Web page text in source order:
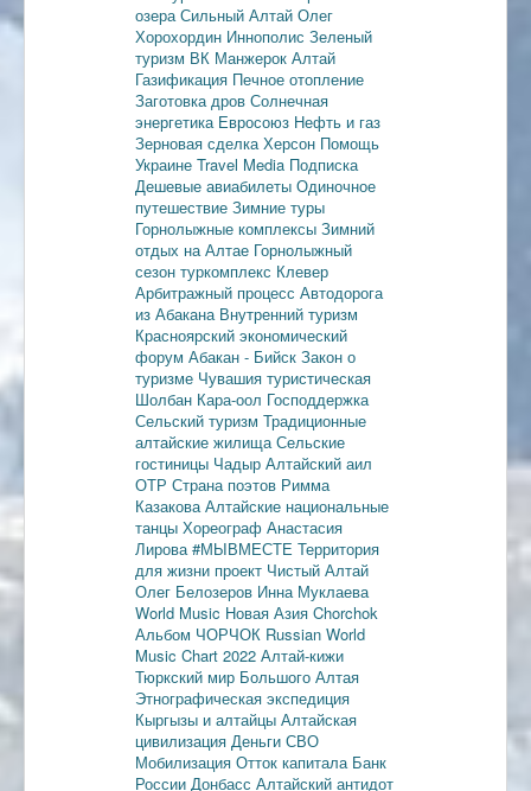
озераСильный Алтай Олег
Хорохордин Иннополис Зеленый
туризм ВК Манжерок Алтай
Газификация Печное отопление
Заготовка дров Солнечная
энергетика Евросоюз Нефть и газ
Зерновая сделкаХерсон Помощь
Украине Travel Media Подписка
Дешевые авиабилеты Одиночное
путешествие Зимние туры
Горнолыжные комплексы Зимний
отдых на Алтае Горнолыжный
сезон туркомплекс Клевер
Арбитражный процесс Автодорога
из Абакана Внутренний туризм
Красноярский экономический
форум Абакан - Бийск Закон о
туризме Чувашия туристическая
Шолбан Кара-оол Господдержка
Сельский туризм Традиционные
алтайские жилищаСельские
гостиницы Чадыр Алтайский аил
ОТР Страна поэтов Римма
КазаковаАлтайские национальные
танцы Хореограф Анастасия
Лирова#МЫВМЕСТЕ Территория
для жизни проект Чистый Алтай
Олег Белозеров Инна Муклаева
World Music Новая Азия Chorchok
Альбом ЧОРЧОК Russian World
Music Chart 2022 Алтай-кижи
Тюркский мир Большого Алтая
Этнографическая экспедиция
Кыргызы и алтайцы Алтайская
цивилизация Деньги СВО
Мобилизация Отток капитала Банк
России Донбасс Алтайский антидот